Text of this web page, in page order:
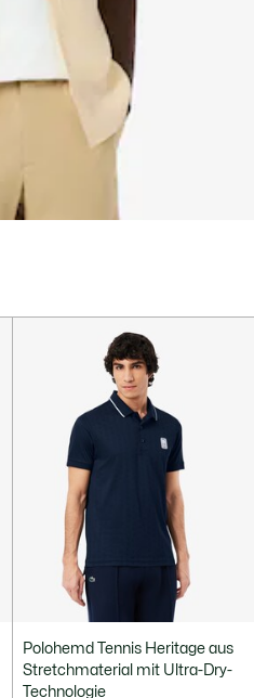
Polohemd Tennis Heritage aus
Stretchmaterial mit Ultra-Dry-
Technologie